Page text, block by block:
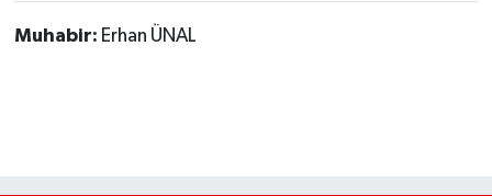
Muhabir: Erhan ÜNAL